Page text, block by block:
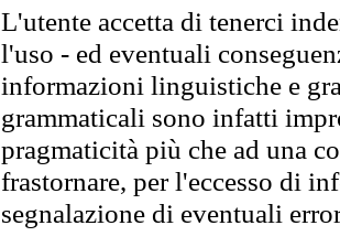
L'utente accetta di tenerci
l'uso - ed eventuali
informazioni linguistiche e
grammaticali sono infatti
pragmaticità più che ad una
frastornare, per l'eccesso di
segnalazione di eventuali